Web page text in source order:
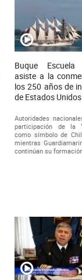
Buque Escuela
asiste a la
los 250 años de
de Estados Unidos
Autoridades
participación de la
como símbolo de
mientras
continúan su